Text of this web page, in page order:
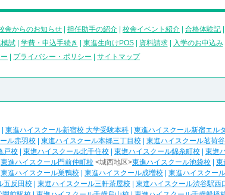
舎からのお知らせ 担任助手の紹介 校舎イベント紹介 合格体験記
試| 学費・申込手続き 東進生向けPOS| 資料請求|
入学のお申込み
プライバシー・ポリシー サイトマップ
東進ハイスクール新宿校 大学受験本科 東進ハイスクール新宿エル
ル赤羽校 東進ハイスクール本郷三丁目校
東進ハイスクール茗荷
戸校 東進ハイスクール北千住校 東進ハイスクール錦糸町校 東進
東進ハイスクール門前仲町校 <城西地区>東進ハイスクール池袋校 東
東進ハイスクール巣鴨校 東進ハイスクール成増校
東進ハイスクー
五反田校 東進ハイスクール三軒茶屋校 東進ハイスクール渋谷駅西